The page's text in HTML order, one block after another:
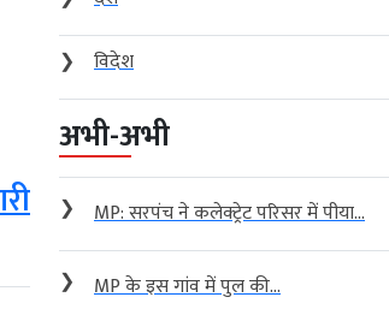
❯
विदेश
अभी-अभी
❯ MP: सरपंच ने कलेक्ट्रेट परिसर में पीया...
❯ MP के इस गांव में पुल की...